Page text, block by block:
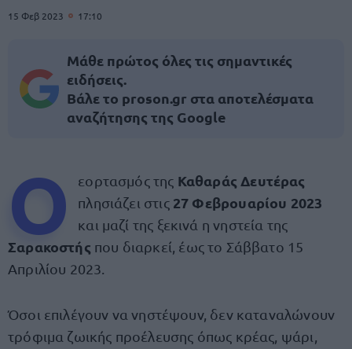
15 Φεβ 2023 17:10
Μάθε πρώτος όλες τις σημαντικές
ειδήσεις.
Βάλε το proson.gr στα αποτελέσματα
αναζήτησης της Google
Ο εορτασμός της Καθαράς Δευτέρας
πλησιάζει στις 27 Φεβρουαρίου 2023
και μαζί της ξεκινά η νηστεία της
Σαρακοστής που διαρκεί, έως το Σάββατο 15
Απριλίου 2023.
Όσοι επιλέγουν να νηστέψουν, δεν καταναλώνουν
τρόφιμα ζωικής προέλευσης όπως κρέας, ψάρι,